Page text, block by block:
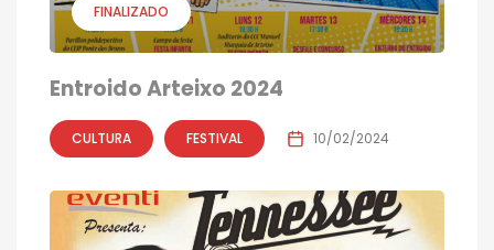
FINALIZADO
Entroido Arteixo 2024
CULTURA FESTIVAL 10/02/2024